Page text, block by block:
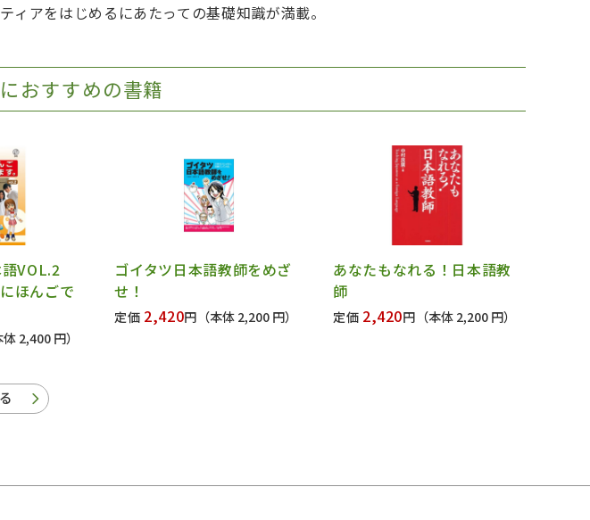
アをはじめるにあたっての基礎知識が満載。
おすすめの書籍
語VOL.2
ほんごで
体 2,400 円）
ゴイタツ日本語教師をめざ
せ！
定価 2,420円 （本体 2,200 円）
あなたもなれる！日本語教
師
定価 2,420円 （本体 2,200 円）